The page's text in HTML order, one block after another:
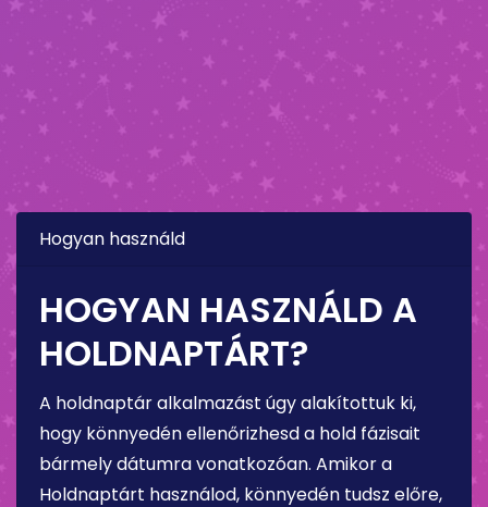
Hogyan használd
HOGYAN HASZNÁLD A
HOLDNAPTÁRT?
A holdnaptár alkalmazást úgy alakítottuk ki,
hogy könnyedén ellenőrizhesd a hold fázisait
bármely dátumra vonatkozóan. Amikor a
Holdnaptárt használod, könnyedén tudsz előre,